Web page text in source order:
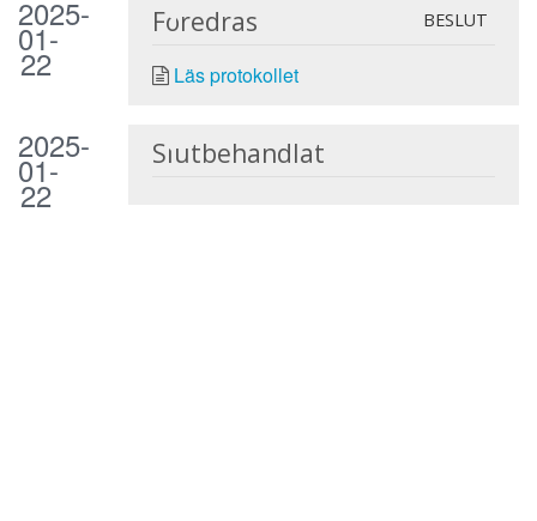
2025-
01-
22
Föredras BESLUT
Läs protokollet
2025-
01-
22
Slutbehandlat